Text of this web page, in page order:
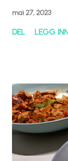
mai 27, 2023
DEL LEGG